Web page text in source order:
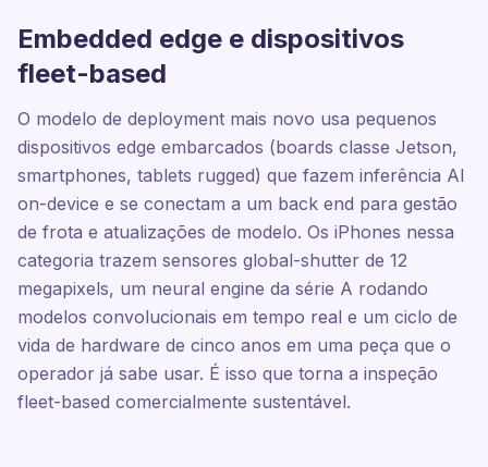
Embedded edge e dispositivos
fleet-based
O modelo de deployment mais novo usa pequenos
dispositivos edge embarcados (boards classe Jetson,
smartphones, tablets rugged) que fazem inferência AI
on-device e se conectam a um back end para gestão
de frota e atualizações de modelo. Os iPhones nessa
categoria trazem sensores global-shutter de 12
megapixels, um neural engine da série A rodando
modelos convolucionais em tempo real e um ciclo de
vida de hardware de cinco anos em uma peça que o
operador já sabe usar. É isso que torna a inspeção
fleet-based comercialmente sustentável.